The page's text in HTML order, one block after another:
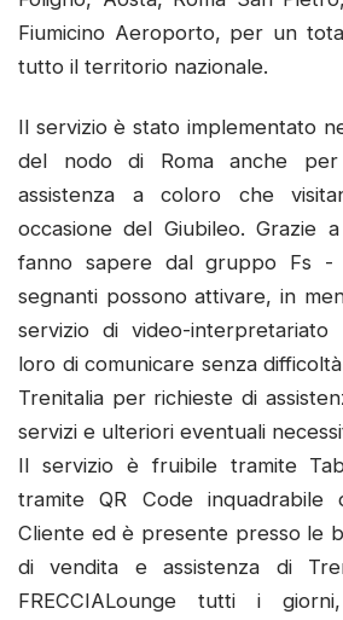
Fiumicino Aeroporto, per un
tutto il territorio nazionale.
Il servizio è stato implementato
del nodo di Roma anche per
assistenza a coloro che
occasione del Giubileo. Grazie
fanno sapere dal gruppo Fs -
segnanti possono attivare, in
servizio di video-
loro di comunicare senza
Trenitalia per richieste di
servizi e ulteriori eventuali
Il servizio è fruibile tramite
tramite QR Code inquadrabile
Cliente ed è presente presso le
di vendita e assistenza di
FRECCIALounge tutti i